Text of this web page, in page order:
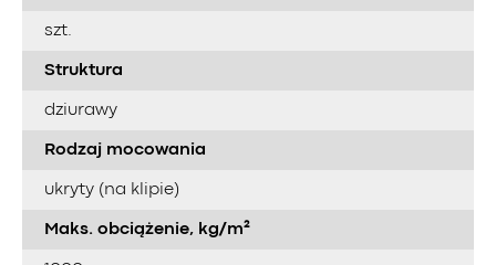
szt.
Struktura
dziurawy
Rodzaj mocowania
ukryty (na klipie)
Maks. obciążenie, kg/m²